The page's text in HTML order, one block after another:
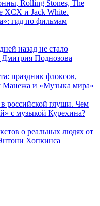
Rolling Stones, The
XCX и Jack White.
гид по фильмам
назад не стало
Дмитрия Поднозова
праздник флоксов,
Манежа и «Музыка мира»
российской глуши. Чем
с музыкой Курехина?
о реальных людях от
Хопкинса